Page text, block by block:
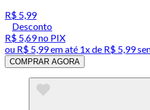
R$ 5,99
Desconto
R$ 5,69no PIX
ou R$ 5,99em até 1x de R$ 5,99
COMPRAR AGORA